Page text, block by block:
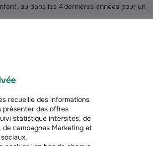
recueille des informations
présenter des offres
statistique intersites, de
campagnes Marketing et
ou dans les 4 dernières années pour un